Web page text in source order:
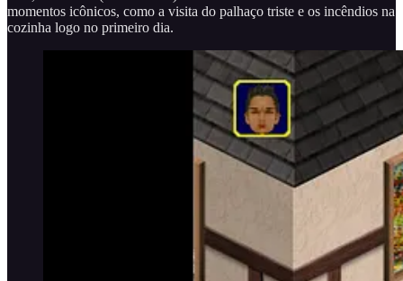
momentos icônicos, como a visita do palhaço triste e os incêndios na
cozinha logo no primeiro dia.